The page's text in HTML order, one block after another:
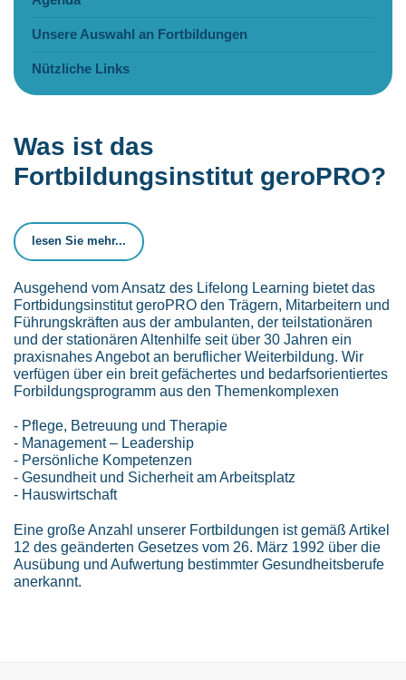
Unsere Auswahl an Fortbildungen
Nützliche Links
Was ist das
Fortbildungsinstitut geroPRO?
lesen Sie mehr...
Ausgehend vom Ansatz des Lifelong Learning bietet das
Fortbidungsinstitut geroPRO den Trägern, Mitarbeitern und
Führungskräften aus der ambulanten, der teilstationären
und der stationären Altenhilfe seit über 30 Jahren ein
praxisnahes Angebot an beruflicher Weiterbildung. Wir
verfügen über ein breit gefächertes und bedarfsorientiertes
Forbildungsprogramm aus den Themenkomplexen
- Pflege, Betreuung und Therapie
- Management – Leadership
- Persönliche Kompetenzen
- Gesundheit und Sicherheit am Arbeitsplatz
- Hauswirtschaft
Eine große Anzahl unserer Fortbildungen ist gemäß Artikel
12 des geänderten Gesetzes vom 26. März 1992 über die
Ausübung und Aufwertung bestimmter Gesundheitsberufe
anerkannt.